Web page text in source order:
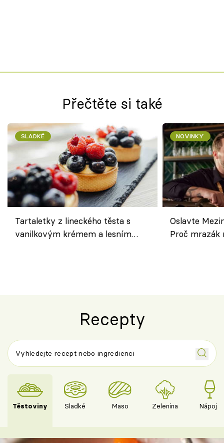
Přečtěte si také
SLADKÉ
Tartaletky z lineckého těsta s
vanilkovým krémem a lesním
NOVINKY
Oslavte
Proč
Recepty
Těstoviny Sladké Maso Zelenina Nápoje